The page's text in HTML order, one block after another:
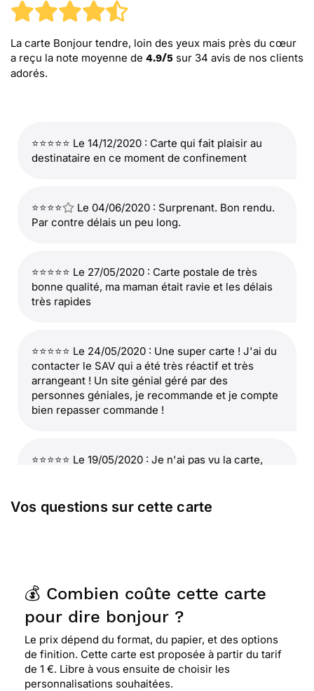
La carte Bonjour tendre, loin des yeux mais près du cœur
a reçu la note moyenne de 4.9/5 sur 34 avis de nos clients
adorés.
⭐⭐⭐⭐⭐ Le 14/12/2020 : Carte qui fait plaisir au
destinataire en ce moment de confinement
⭐⭐⭐⭐
Le 04/06/2020 : Surprenant. Bon rendu.
Par contre délais un peu long.
⭐⭐⭐⭐⭐ Le 27/05/2020 : Carte postale de très
bonne qualité, ma maman était ravie et les délais
très rapides
⭐⭐⭐⭐⭐ Le 24/05/2020 : Une super carte ! J'ai du
contacter le SAV qui a été très réactif et très
arrangeant ! Un site génial géré par des
personnes géniales, je recommande et je compte
bien repasser commande !
⭐⭐⭐⭐⭐ Le 19/05/2020 : Je n'ai pas vu la carte,
⭐⭐⭐⭐⭐ Le 18/05/2020 : parfait nous avons adoré
⭐⭐⭐⭐⭐ Le 17/05/2020 : Rapide et ma grand mère
était ravie !
Vos questions sur cette carte
💰 Combien coûte cette carte
pour dire bonjour ?
Le prix dépend du format, du papier, et des options
de finition. Cette carte est proposée à partir du tarif
de 1 €. Libre à vous ensuite de choisir les
personnalisations souhaitées.